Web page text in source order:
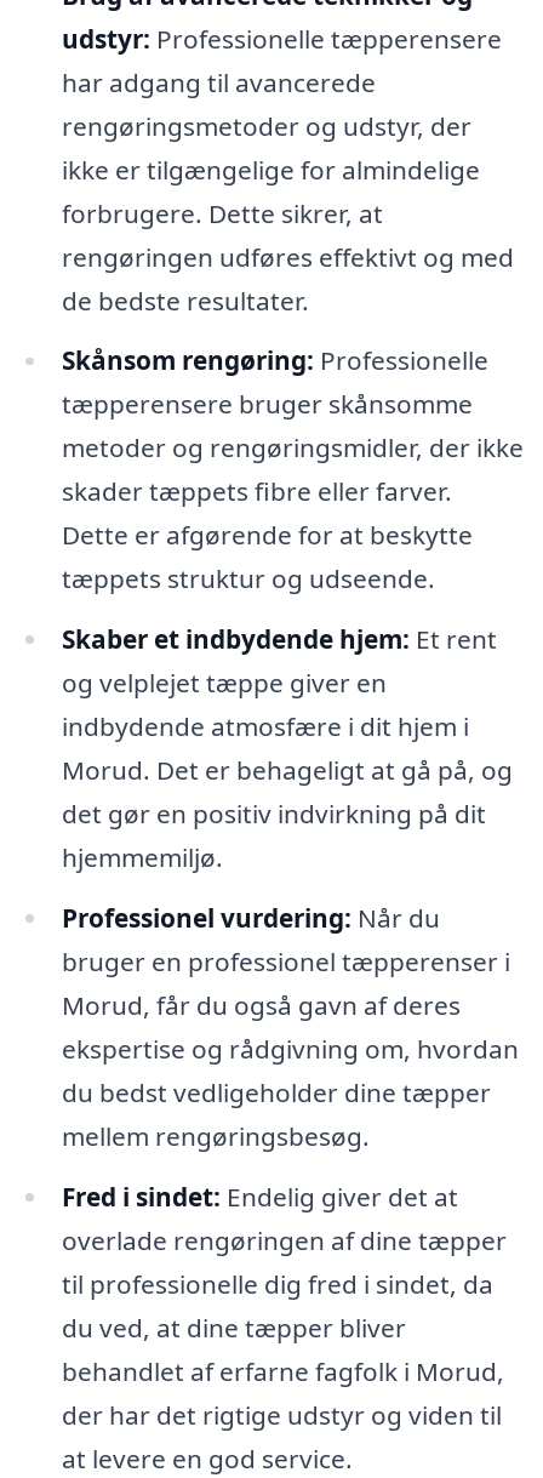
udstyr: Professionelle tæpperensere
har adgang til avancerede
rengøringsmetoder og udstyr, der
ikke er tilgængelige for almindelige
forbrugere. Dette sikrer, at
rengøringen udføres effektivt og med
de bedste resultater.
Skånsom rengøring: Professionelle
tæpperensere bruger skånsomme
metoder og rengøringsmidler, der ikke
skader tæppets fibre eller farver.
Dette er afgørende for at beskytte
tæppets struktur og udseende.
Skaber et indbydende hjem: Et rent
og velplejet tæppe giver en
indbydende atmosfære i dit hjem i
Morud. Det er behageligt at gå på, og
det gør en positiv indvirkning på dit
hjemmemiljø.
Professionel vurdering: Når du
bruger en professionel tæpperenser i
Morud, får du også gavn af deres
ekspertise og rådgivning om, hvordan
du bedst vedligeholder dine tæpper
mellem rengøringsbesøg.
Fred i sindet: Endelig giver det at
overlade rengøringen af dine tæpper
til professionelle dig fred i sindet, da
du ved, at dine tæpper bliver
behandlet af erfarne fagfolk i Morud,
der har det rigtige udstyr og viden til
at levere en god service.